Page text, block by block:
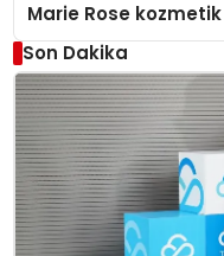
Marie Rose
Son Dakika